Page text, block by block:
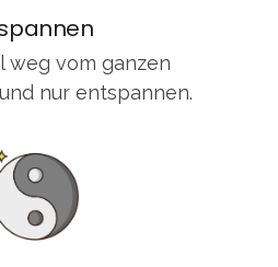
weg vom ganzen
nur entspannen.